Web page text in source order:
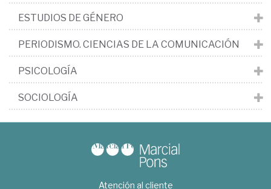
ESTUDIOS DE GÉNERO
PERIODISMO. CIENCIAS DE LA COMUNICACIÓN
PSICOLOGÍA
SOCIOLOGÍA
Atención al cliente